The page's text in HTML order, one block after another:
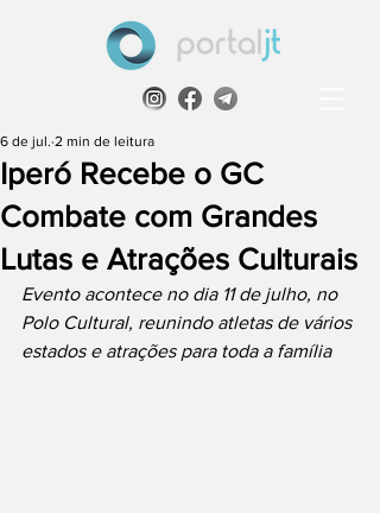
Iperó Recebe o GC
Combate com Grandes
Lutas e Atrações Culturais
6 de jul. 2 min de leitura
Evento acontece no dia 11 de julho, no
Polo Cultural, reunindo atletas de vários
estados e atrações para toda a família